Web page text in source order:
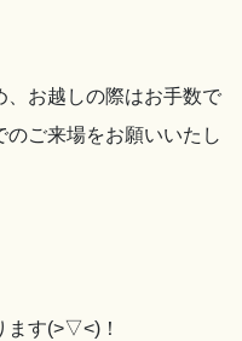
、お越しの際はお手数で
ご来場をお願いいたし
ます(>▽<)！